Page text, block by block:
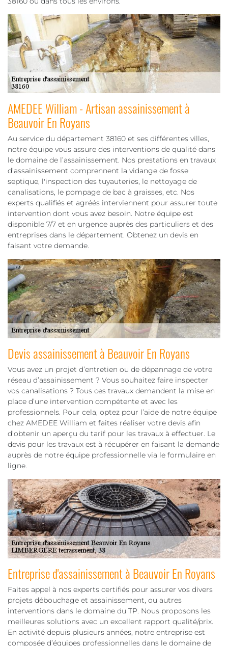
AMEDEE William - Artisan assainissement à
Beauvoir En Royans
Au service du département 38160 et ses différentes villes,
notre équipe vous assure des interventions de qualité dans
le domaine de l’assainissement. Nos prestations en travaux
d’assainissement comprennent la vidange de fosse
septique, l'inspection des tuyauteries, le nettoyage de
canalisations, le pompage de bac à graisses, etc. Nos
experts qualifiés et agréés interviennent pour assurer toute
intervention dont vous avez besoin. Notre équipe est
disponible 7/7 et en urgence auprès des particuliers et des
entreprises dans le département. Obtenez un devis en
faisant votre demande.
Devis assainissement à Beauvoir En Royans
Vous avez un projet d’entretien ou de dépannage de votre
réseau d’assainissement ? Vous souhaitez faire inspecter
vos canalisations ? Tous ces travaux demandent la mise en
place d’une intervention compétente et avec les
professionnels. Pour cela, optez pour l’aide de notre équipe
chez AMEDEE William et faites réaliser votre devis afin
d’obtenir un aperçu du tarif pour les travaux à effectuer. Le
devis pour les travaux est à récupérer en faisant la demande
auprès de notre équipe professionnelle via le formulaire en
ligne.
Entreprise d'assainissement à Beauvoir En Royans
Faites appel à nos experts certifiés pour assurer vos divers
projets débouchage et assainissement, ou autres
interventions dans le domaine du TP. Nous proposons les
meilleures solutions avec un excellent rapport qualité/prix.
En activité depuis plusieurs années, notre entreprise est
composée d’équipes professionnelles dans le domaine de